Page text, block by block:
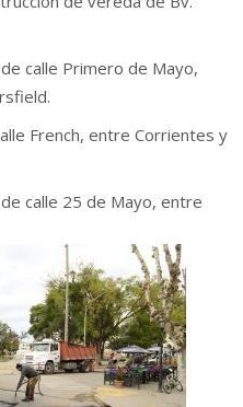
calle Primero de Mayo,
French, entre Corrientes y
calle 25 de Mayo, entre